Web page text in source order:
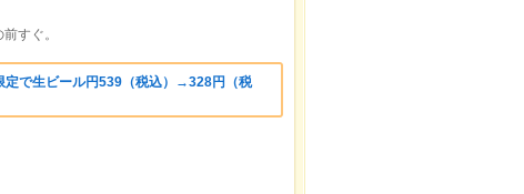
すぐ。
で生ビール円539（税込）→328円（税